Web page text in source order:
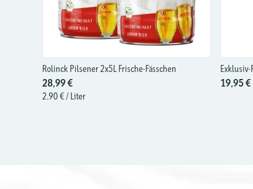
Rolinck Pilsener 2x5L Frische-Fässchen
28,99 €
2,90 €/ Liter
19,95 €